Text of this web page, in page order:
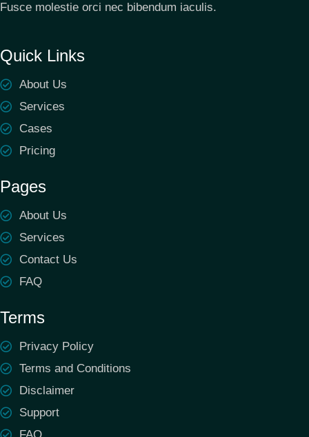
Fusce molestie orci nec bibendum iaculis.
Quick Links
About Us
Services
Cases
Pricing
Pages
About Us
Services
Contact Us
FAQ
Terms
Privacy Policy
Terms and Conditions
Disclaimer
Support
FAQ